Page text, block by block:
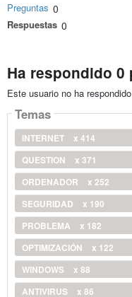
Preguntas 0
Respuestas 0
Ha respondido 0
Este usuario no ha
Temas
INTERNET
x 414
QUESTION
x 371
ORDENADOR
x 252
SEGURIDAD
x 190
PROBLEMA
x 182
OPTIMIZACIÓN
x 122
WINDOWS
x 88
ANTIVIRUS
x 86